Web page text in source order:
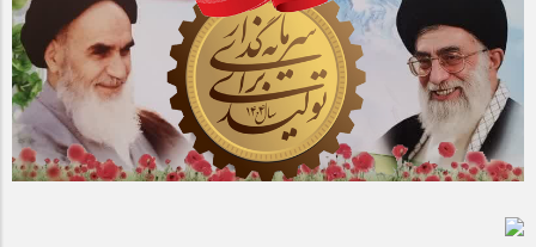
مراسم بزرگداشت سالروز آزادسازی خرمشهر در شرکت پارس خودرو
برگزار شد
مراسم گرامیداشت سالروز آزادسازی خرمشهر در نمازخانه فاطمیه
مگاموتور